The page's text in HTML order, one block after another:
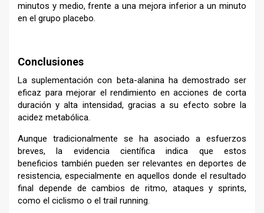
minutos y medio, frente a una mejora inferior a un minuto
en el grupo placebo.
Conclusiones
La suplementación con beta-alanina ha demostrado ser
eficaz para mejorar el rendimiento en acciones de corta
duración y alta intensidad, gracias a su efecto sobre la
acidez metabólica.
Aunque tradicionalmente se ha asociado a esfuerzos
breves, la evidencia científica indica que estos
beneficios también pueden ser relevantes en deportes de
resistencia, especialmente en aquellos donde el resultado
final depende de cambios de ritmo, ataques y sprints,
como el ciclismo o el trail running.